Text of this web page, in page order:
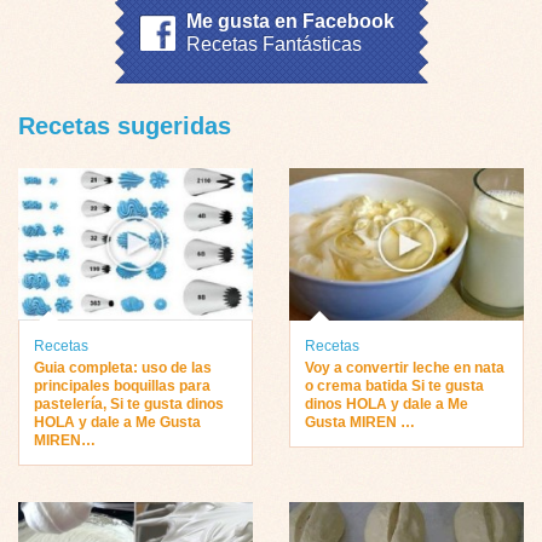
Me gusta en Facebook
Recetas Fantásticas
Recetas sugeridas
Recetas
Guia completa: uso de las
principales boquillas para
pastelería, Si te gusta dinos
HOLA y dale a Me Gusta
MIREN…
Recetas
Voy a convertir leche en nata
o crema batida Si te gusta
dinos HOLA y dale a Me
Gusta MIREN …